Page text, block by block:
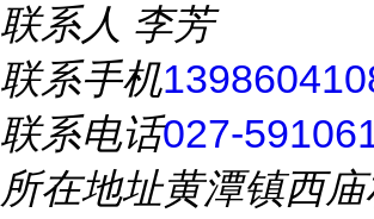
联系人 李芳
联系手机
联系电话027-
所在地址黄潭镇西